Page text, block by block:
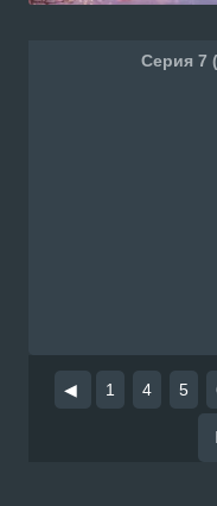
Серия 7
◀ 1 4 5